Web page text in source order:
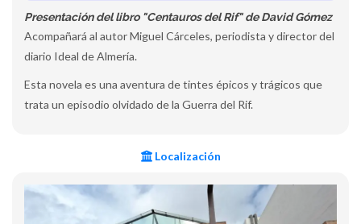
Presentación del libro "Centauros del Rif" de David Gómez
Acompañará al autor Miguel Cárceles, periodista y director del
diario Ideal de Almería.
Esta novela es una aventura de tintes épicos y trágicos que
trata un episodio olvidado de la Guerra del Rif.
Localización